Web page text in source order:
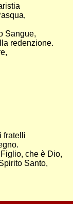
Sangue,
redenzione.
fratelli
che è Dio,
Santo,